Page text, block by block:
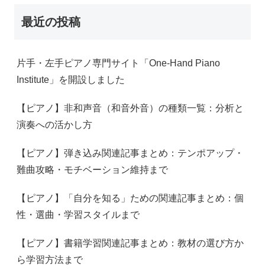
最近の投稿
片手・左手ピアノ専門サイト「One-Hand Piano
Institute」を開設しました
【ピアノ】非和声音（和音外音）の種類一覧：分析と
演奏への活かし方
【ピアノ】弾き込み関連記事まとめ：テンポアップ・
難曲攻略・モチベーション維持まで
【ピアノ】「自分を知る」ための関連記事まとめ：個
性・選曲・学習スタイルまで
【ピアノ】書籍学習関連記事まとめ：教材の選び方か
ら学習方法まで